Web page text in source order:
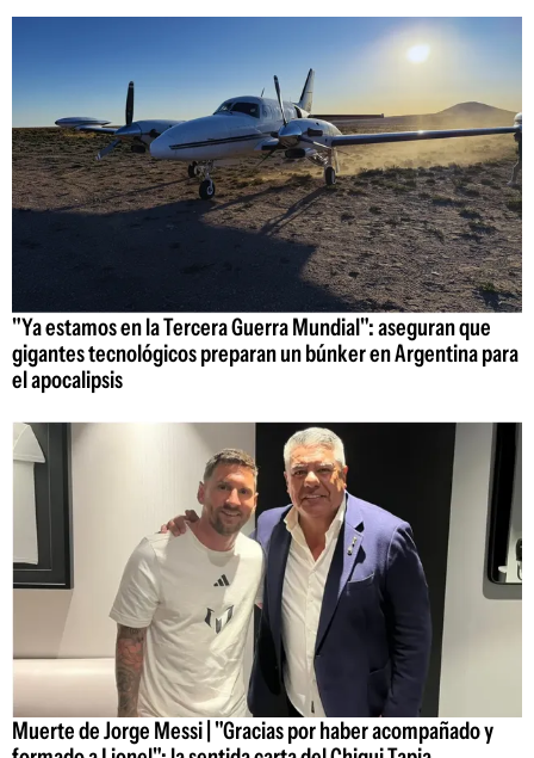
"Ya estamos en la Tercera Guerra Mundial": aseguran que
gigantes tecnológicos preparan un búnker en Argentina para
el apocalipsis
Muerte de Jorge Messi | "Gracias por haber acompañado y